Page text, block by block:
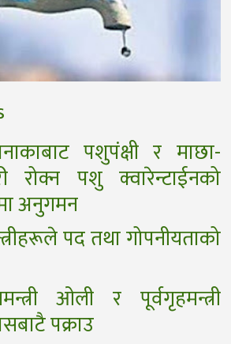
पशुपंक्षी र माछा-
रोक्न पशु क्वारेन्टाईनको
अनुगमन
पद तथा गोपनीयताको
ओली र पूर्वगृहमन्त्री
पक्राउ